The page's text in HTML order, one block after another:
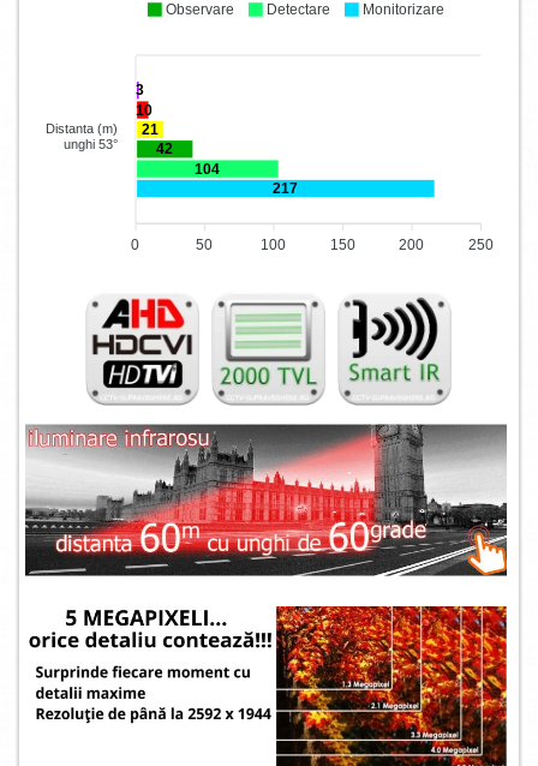
3
10
21
42
104
217
Distanta (m)
unghi 53°
250
200
150
100
50
0
Observare
Detectare Monitorizare